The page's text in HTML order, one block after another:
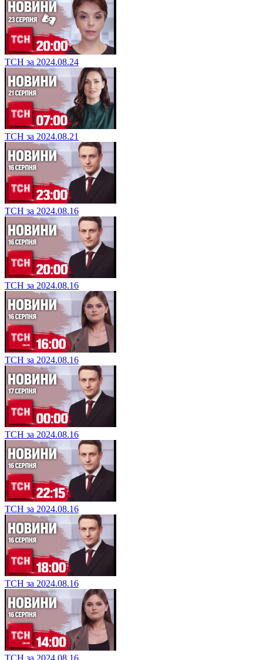
ТСН за 2024.08.24
ТСН за 2024.08.21
ТСН за 2024.08.16
ТСН за 2024.08.16
ТСН за 2024.08.16
ТСН за 2024.08.16
ТСН за 2024.08.16
ТСН за 2024.08.16
ТСН за 2024.08.16